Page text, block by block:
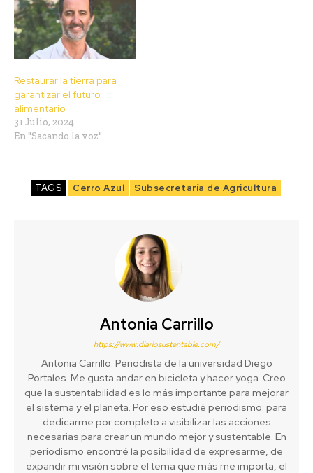
Restaurar la tierra para
garantizar el futuro
alimentario
31 Julio, 2024
En "Sacando la voz"
TAGS Cerro Azul Subsecretaría de Agricultura
Antonia Carrillo
https://www.diariosustentable.com/
Antonia Carrillo. Periodista de la universidad Diego
Portales. Me gusta andar en bicicleta y hacer yoga. Creo
que la sustentabilidad es lo más importante para mejorar
el sistema y el planeta. Por eso estudié periodismo: para
dedicarme por completo a visibilizar las acciones
necesarias para crear un mundo mejor y sustentable. En
periodismo encontré la posibilidad de expresarme, de
expandir mi visión sobre el tema que más me importa, el